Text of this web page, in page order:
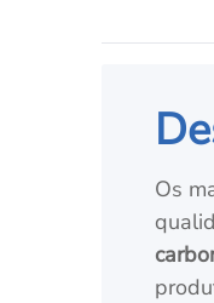
Os